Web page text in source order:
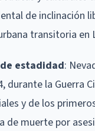
de inclinación
transitoria en
estadidad:
durante la Guerra
y de los
de muerte por